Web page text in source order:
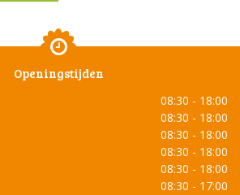
Openingstijden
08:30 - 18:00
08:30 - 18:00
08:30 - 18:00
08:30 - 18:00
08:30 - 18:00
08:30 - 17:00